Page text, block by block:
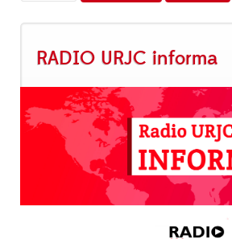
RADIO URJC informa